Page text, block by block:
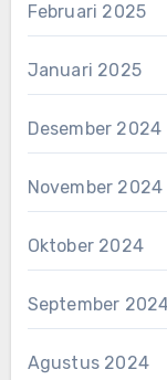
Februari 2025
Januari 2025
Desember 2024
November 2024
Oktober 2024
September
Agustus 2024